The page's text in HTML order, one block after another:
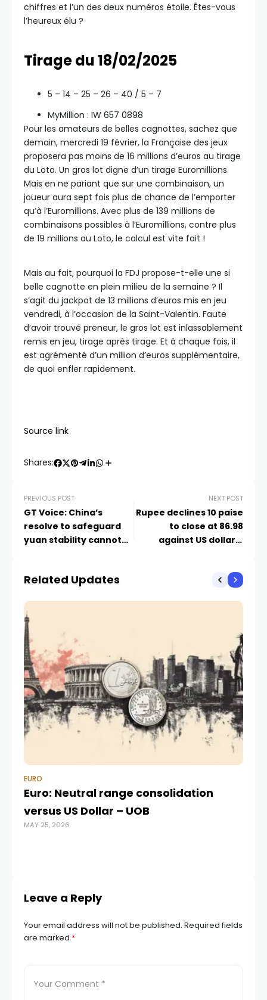
chiffres et l’un des deux numéros étoile. Êtes-vous
l’heureux élu ?
Tirage du 18/02/2025
5 – 14 – 25 – 26 – 40 / 5 – 7
MyMillion : IW 657 0898
Pour les amateurs de belles cagnottes, sachez que
demain, mercredi 19 février, la Française des jeux
proposera pas moins de 16 millions d’euros au tirage
du Loto. Un gros lot digne d’un tirage Euromillions.
Mais en ne pariant que sur une combinaison, un
joueur aura sept fois plus de chance de l’emporter
qu’à l’Euromillions. Avec plus de 139 millions de
combinaisons possibles à l’Euromillions, contre plus
de 19 millions au Loto, le calcul est vite fait !
Mais au fait, pourquoi la FDJ propose-t-elle une si
belle cagnotte en plein milieu de la semaine ? Il
s’agit du jackpot de 13 millions d’euros mis en jeu
vendredi, à l’occasion de la Saint-Valentin. Faute
d’avoir trouvé preneur, le gros lot est inlassablement
remis en jeu, tirage après tirage. Et à chaque fois, il
est agrémenté d’un million d’euros supplémentaire,
de quoi enfler rapidement.
Source link
Shares:
PREVIOUS POST
GT Voice: China’s
resolve to safeguard
yuan stability cannot
NEXT POST
Rupee declines 10 paise
to close at 86.98
against US dollar –
Related Updates
EURO
Euro: Neutral range consolidation
versus US Dollar – UOB
MAY 25, 2026
Leave a Reply
Your email address will not be published. Required fields
are marked *